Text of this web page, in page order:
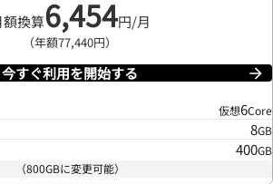
額換算6,454円/月
（年額77,440円）
今すぐ利用を開始する
仮想6Core
8GB
400GB
（800GBに変更可能）